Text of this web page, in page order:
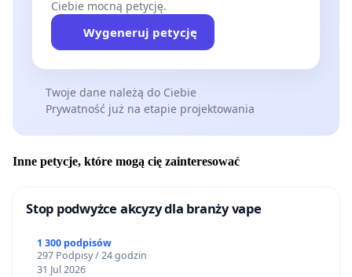
Ciebie mocną petycję.
Wygeneruj petycję
Twoje dane należą do Ciebie
Prywatność już na etapie projektowania
Inne petycje, które mogą cię zainteresować
Stop podwyżce akcyzy dla branży vape
1 300 podpisów
297 Podpisy / 24 godzin
31 Jul 2026